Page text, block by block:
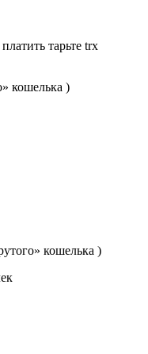
тарьте trx
кошелька )
кошелька )